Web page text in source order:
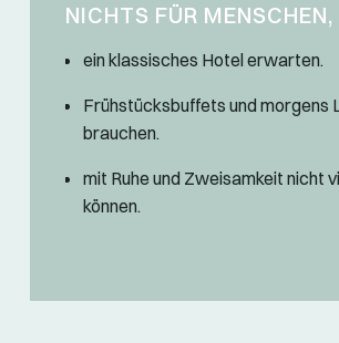
NICHTS FÜR MENSCHEN,
ein klassisches Hotel erwarten.
Frühstücksbuffets und morgens
brauchen.
mit Ruhe und Zweisamkeit nicht
können.